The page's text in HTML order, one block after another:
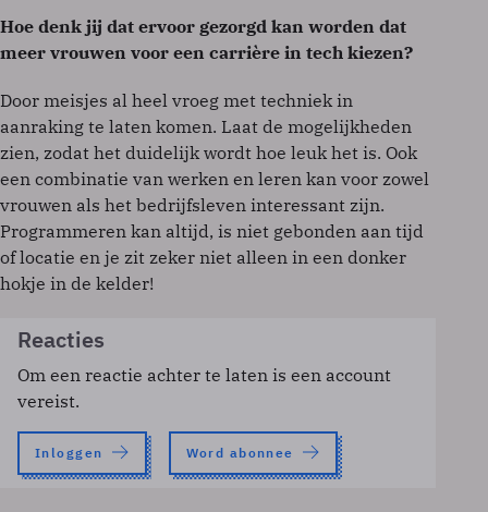
Hoe denk jij dat ervoor gezorgd kan worden dat
meer vrouwen voor een carrière in tech kiezen?
Door meisjes al heel vroeg met techniek in
aanraking te laten komen. Laat de mogelijkheden
zien, zodat het duidelijk wordt hoe leuk het is. Ook
een combinatie van werken en leren kan voor zowel
vrouwen als het bedrijfsleven interessant zijn.
Programmeren kan altijd, is niet gebonden aan tijd
of locatie en je zit zeker niet alleen in een donker
hokje in de kelder!
Reacties
Om een reactie achter te laten is een account
vereist.
Inloggen Word abonnee